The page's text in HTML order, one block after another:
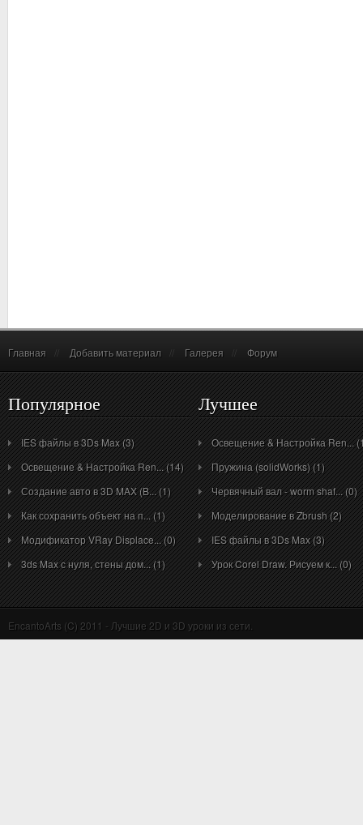
Главная Добавить материал Галерея Форум
Популярное
IES файлы в 3Ds Max (3)
Освещение & Настройка Ren... (14)
Создание авто в 3D MAX (B... (1)
Как сохранить объект на п... (1)
Модификатор VRay Displace... (0)
3ds Max с нуля, стены дом... (1)
Лучшее
Освещение & Настройка Ren...
Пружина (solidWorks) (1)
Червячный вал - worm shaf... (0)
Моделирование в Zbrush (2)
IES файлы в 3Ds Max (3)
Урок Corel Draw. Рисуем к... (0)
EncantoArts (C) 2011 - Лучшие 2D и 3D уроки из сети.